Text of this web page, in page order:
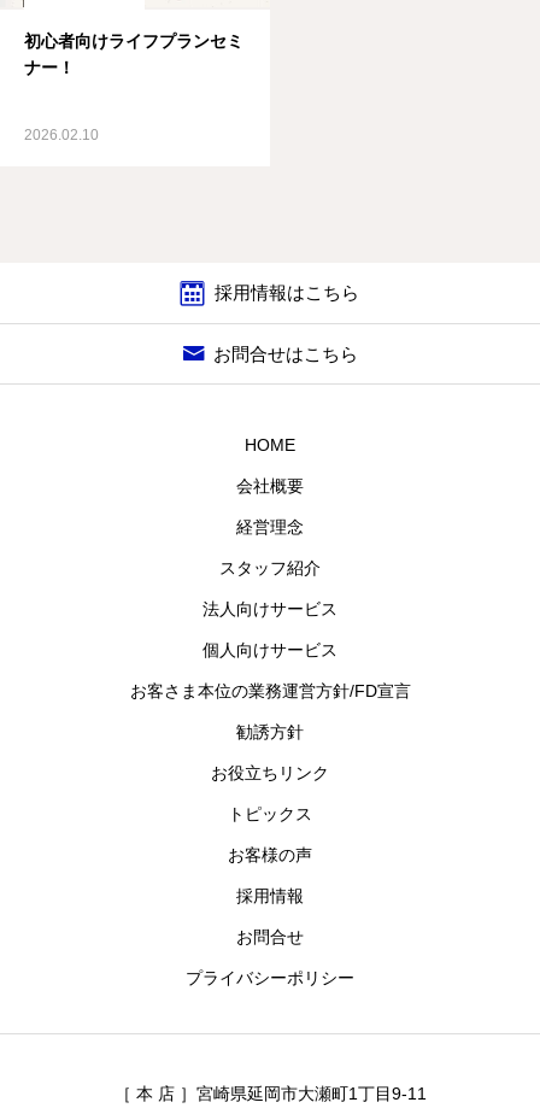
初心者向けライフプランセミ
ナー！
2026.02.10
採用情報はこちら
お問合せはこちら
HOME
会社概要
経営理念
スタッフ紹介
法人向けサービス
個人向けサービス
お客さま本位の業務運営方針/FD宣言
勧誘方針
お役立ちリンク
トピックス
お客様の声
採用情報
お問合せ
プライバシーポリシー
［ 本 店 ］宮崎県延岡市大瀬町1丁目9-11